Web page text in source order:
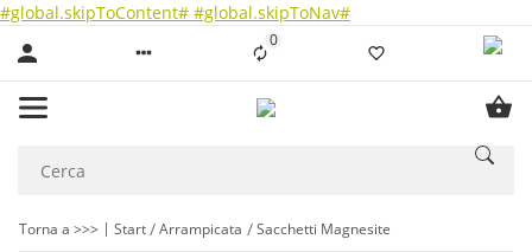
#global.skipToContent# #global.skipToNav#
0Liste ist leer
Torna a >>> Start Arrampicata Sacchetti Magnesite